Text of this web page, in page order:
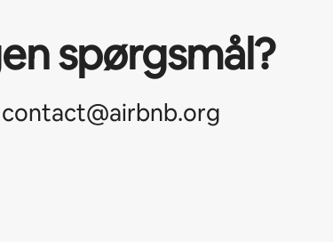
spørgsmål?